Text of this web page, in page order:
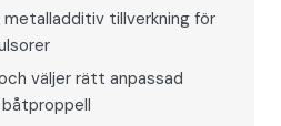
metalladditiv tillverkning för
väljer rätt anpassad